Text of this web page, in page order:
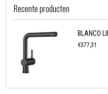
Recente producten
BLANCO
€377,31